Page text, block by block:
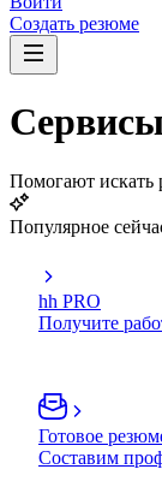
Создать резюме
Помогают искать
Популярное
hh PRO
Получите
Готовое
Составим